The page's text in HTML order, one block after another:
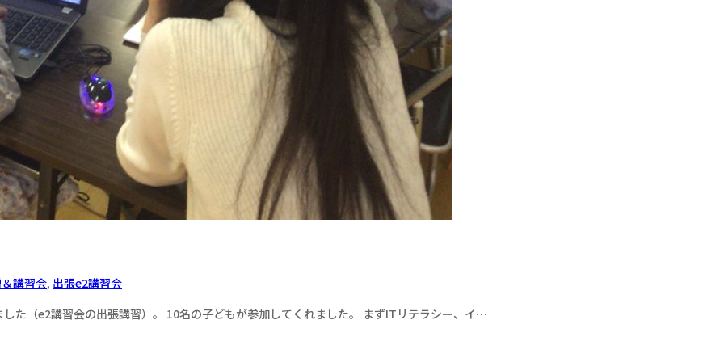
講習会, 出張e2講習会
た（e2講習会の出張講習）。 10名の子どもが参加してくれました。 まずITリテラシー、イ…